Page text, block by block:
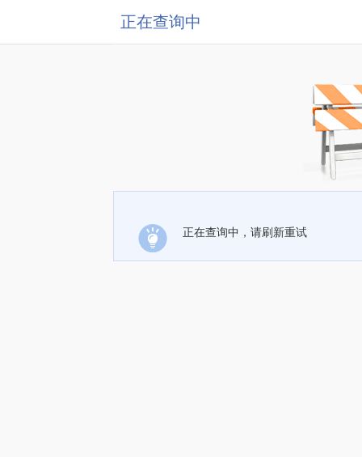
正在查询中
正在查询中，请刷新重试